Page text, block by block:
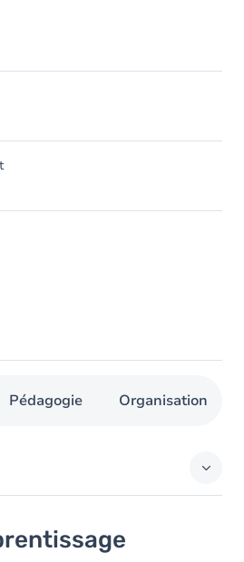
Pédagogie Organisation